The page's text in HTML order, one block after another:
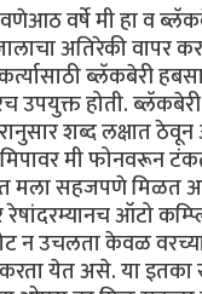
वर्षे मी हा व
अतिरेकी वापर
ब्लॅकबेरी
होती.
शब्द लक्षात
मी फोनवरून
मला सहजपणे
रेषांदरम्यानच ऑटो
न उचलता केवळ
येत असे. या इतका